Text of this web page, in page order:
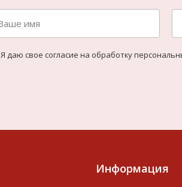
Я даю свое согласие на обработку
Информация